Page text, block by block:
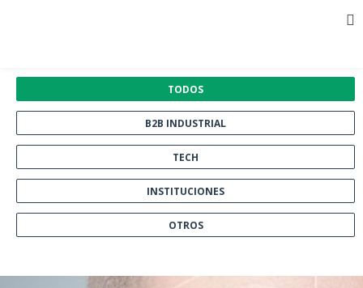
TODOS
B2B INDUSTRIAL
TECH
INSTITUCIONES
OTROS